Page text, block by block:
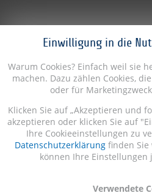
Einwilligung in die
Warum Cookies? Einfach weil sie
machen. Dazu zählen Cookies,
oder für
Klicken Sie auf „Akzeptieren und
akzeptieren oder klicken Sie auf
Ihre Cookieeinstellungen zu
Datenschutzerklärung finden
können Ihre
Verwendete